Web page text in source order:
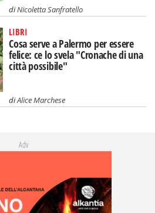
diNicoletta Sanfratello
LIBRI
Cosa serve a Palermo per essere
felice: ce lo svela "Cronache di una
città possibile"
diAlice Marchese
Adv